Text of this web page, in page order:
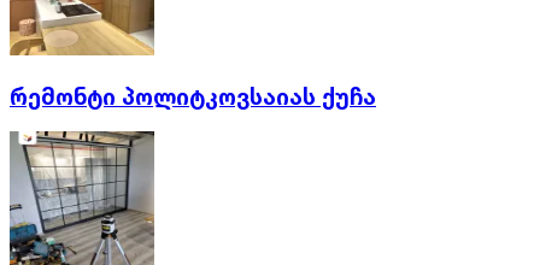
რემონტი პოლიტკოვსაიას ქუჩა